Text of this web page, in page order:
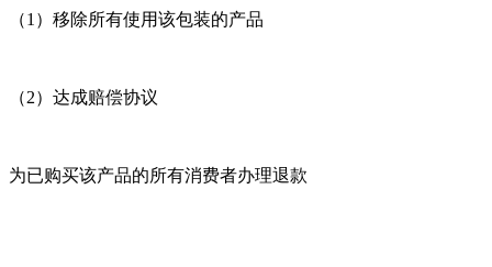
（1）移除所有使用该包装的产品
（2）达成赔偿协议
为已购买该产品的所有消费者办理退款